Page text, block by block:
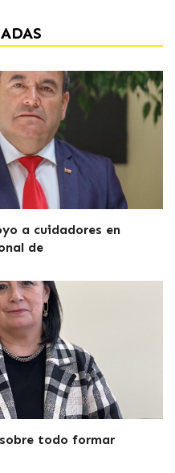
a cuidadores en
de
todo formar